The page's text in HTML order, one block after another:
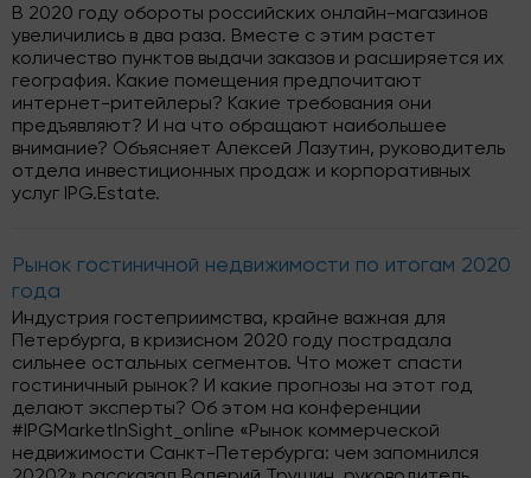
В 2020 году обороты российских онлайн-магазинов
увеличились в два раза. Вместе с этим растет
количество пунктов выдачи заказов и расширяется их
география. Какие помещения предпочитают
интернет-ритейлеры? Какие требования они
предъявляют? И на что обращают наибольшее
внимание? Объясняет Алексей Лазутин, руководитель
отдела инвестиционных продаж и корпоративных
услуг IPG.Estate.
Рынок гостиничной недвижимости по итогам 2020
года
Индустрия гостеприимства, крайне важная для
Петербурга, в кризисном 2020 году пострадала
сильнее остальных сегментов. Что может спасти
гостиничный рынок? И какие прогнозы на этот год
делают эксперты? Об этом на конференции
#IPGMarketInSight_online «Рынок коммерческой
недвижимости Санкт-Петербурга: чем запомнился